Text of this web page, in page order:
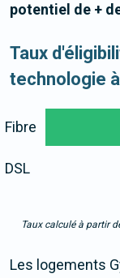
potentiel de +
Taux
technologie
Fibre
DSL
Taux calculé à partir
Les logements